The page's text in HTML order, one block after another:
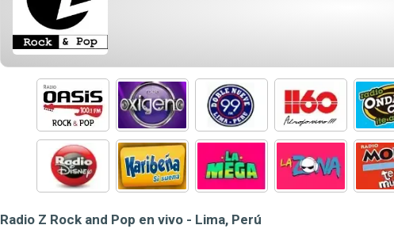
Radio Z Rock and Pop en vivo - Lima, Perú